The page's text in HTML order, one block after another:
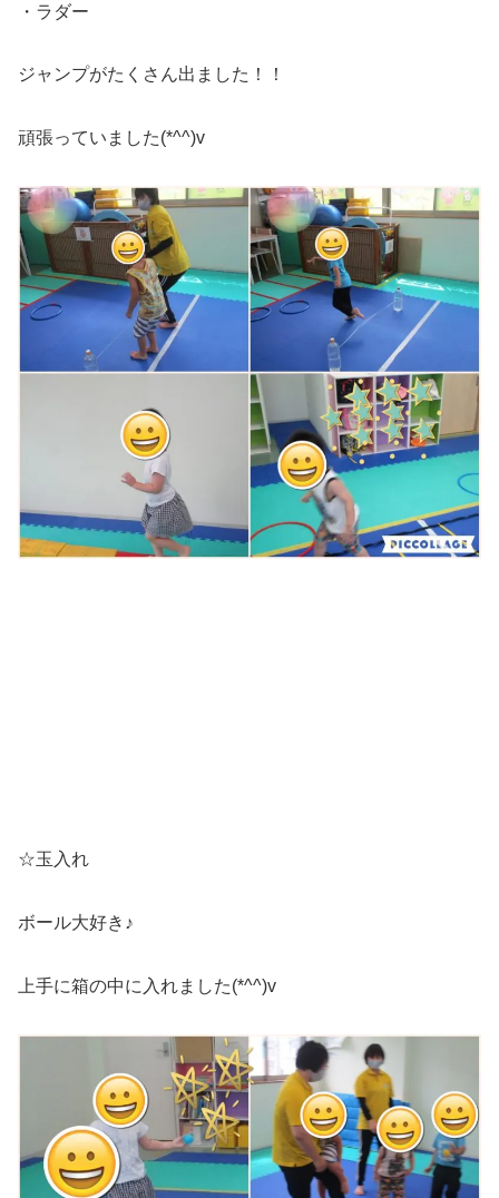
・ラダー
ジャンプがたくさん出ました！！
頑張っていました(*^^)v
☆玉入れ
ボール大好き♪
上手に箱の中に入れました(*^^)v